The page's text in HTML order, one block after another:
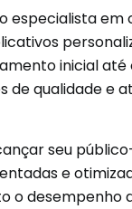
especialista em
inicial
de qualidade e
seu
e
o desempenho